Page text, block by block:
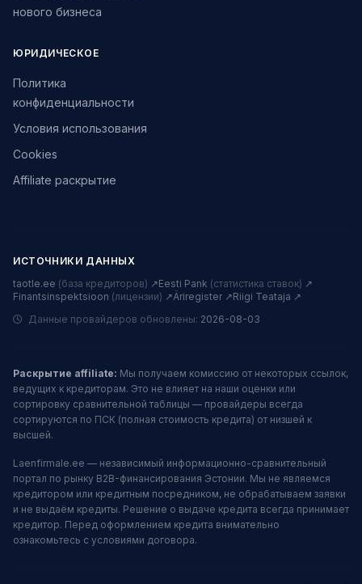
нового бизнеса
ЮРИДИЧЕСКОЕ
Политика
конфиденциальности
Условия использования
Cookies
Affiliate раскрытие
ИСТОЧНИКИ ДАННЫХ
taotle.ee (база кредиторов) ↗Eesti Pank (статистика ставок) ↗
Finantsinspektsioon (лицензии) ↗Äriregister ↗Riigi Teataja ↗
Данные провайдеров обновлены: 2026-08-03
Раскрытие affiliate: Мы получаем комиссию от некоторых ссылок,
ведущих к кредиторам. Это не влияет на наши оценки или
сортировку сравнительной таблицы — провайдеры всегда
сортируются по ПСК (полная стоимость кредита) от низшей к
высшей.
Laenfirmale.ee — независимый информационно-сравнительный
портал по рынку B2B-финансирования Эстонии. Мы не являемся
кредитором или кредитным посредником, не обрабатываем заявки
и не выдаём кредиты. Решение о выдаче кредита всегда принимает
кредитор. Перед оформлением кредита внимательно
ознакомьтесь с условиями договора.